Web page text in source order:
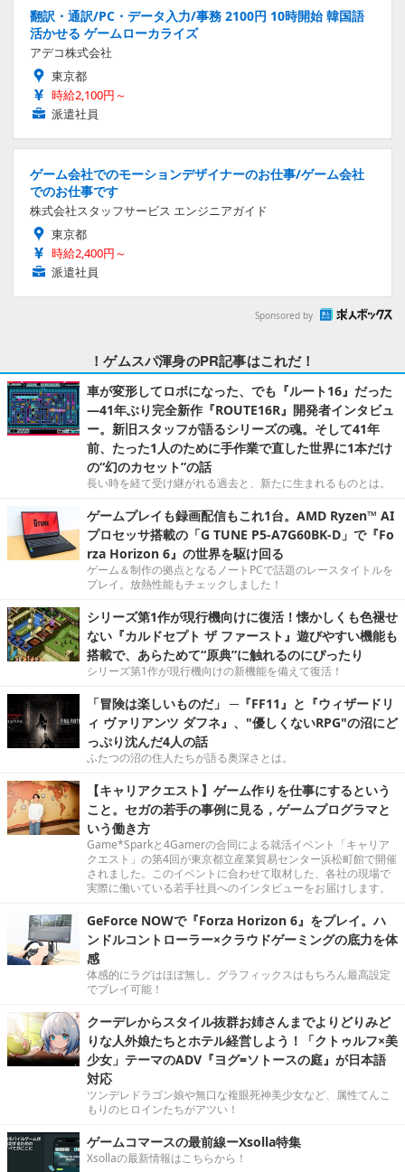
翻訳・通訳/PC・データ入力/事務 2100円 10時開始 韓国語
活かせる ゲームローカライズ
アデコ株式会社
東京都
時給2,100円～
派遣社員
ゲーム会社でのモーションデザイナーのお仕事/ゲーム会社
でのお仕事です
株式会社スタッフサービス エンジニアガイド
東京都
時給2,400円～
派遣社員
Sponsored by
！ゲムスパ渾身のPR記事はこれだ！
車が変形してロボになった、でも『ルート16』だった
―41年ぶり完全新作『ROUTE16R』開発者インタビュ
ー。新旧スタッフが語るシリーズの魂。そして41年
前、たった1人のために手作業で直した世界に1本だけ
の“幻のカセット”の話
長い時を経て受け継がれる過去と、新たに生まれるものとは。
ゲームプレイも録画配信もこれ1台。AMD Ryzen™ AI
プロセッサ搭載の「G TUNE P5-A7G60BK-D」で『Fo
rza Horizon 6』の世界を駆け回る
ゲーム＆制作の拠点となるノートPCで話題のレースタイトルを
プレイ。放熱性能もチェックしました！
シリーズ第1作が現行機向けに復活！懐かしくも色褪せ
ない『カルドセプト ザ ファースト』遊びやすい機能も
搭載で、あらためて“原典”に触れるのにぴったり
シリーズ第1作が現行機向けの新機能を備えて復活！
「冒険は楽しいものだ」 ─『FF11』と『ウィザードリ
ィ ヴァリアンツ ダフネ』、"優しくないRPG"の沼にど
っぷり沈んだ4人の話
ふたつの沼の住人たちが語る奥深さとは。
【キャリアクエスト】ゲーム作りを仕事にするという
こと。セガの若手の事例に見る，ゲームプログラマと
いう働き方
Game*Sparkと4Gamerの合同による就活イベント「キャリア
クエスト」の第4回が東京都立産業貿易センター浜松町館で開催
されました。このイベントに合わせて取材した、各社の現場で
実際に働いている若手社員へのインタビューをお届けします。
GeForce NOWで『Forza Horizon 6』をプレイ。ハ
ンドルコントローラー×クラウドゲーミングの底力を体
感
体感的にラグはほぼ無し。グラフィックスはもちろん最高設定
でプレイ可能！
クーデレからスタイル抜群お姉さんまでよりどりみど
りな人外娘たちとホテル経営しよう！「クトゥルフ×美
少女」テーマのADV『ヨグ=ソトースの庭』が日本語
対応
ツンデレドラゴン娘や無口な複眼死神美少女など、属性てんこ
もりのヒロインたちがアツい！
ゲームコマースの最前線ーXsolla特集
Xsollaの最新情報はこちらから！